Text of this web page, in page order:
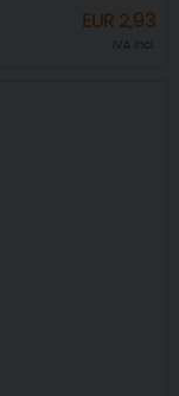
EUR 2,93
IVA incl.